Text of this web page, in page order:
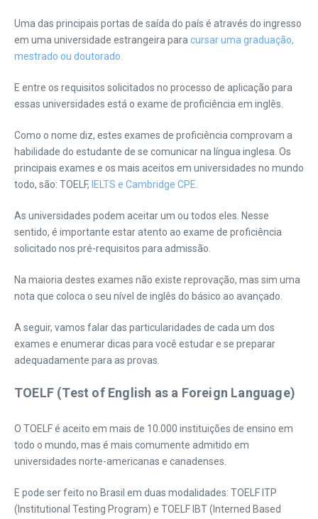
Uma das principais portas de saída do país é através do ingresso
em uma universidade estrangeira para cursar uma graduação,
mestrado ou doutorado.
E entre os requisitos solicitados no processo de aplicação para
essas universidades está o exame de proficiência em inglês.
Como o nome diz, estes exames de proficiência comprovam a
habilidade do estudante de se comunicar na língua inglesa. Os
principais exames e os mais aceitos em universidades no mundo
todo, são: TOELF, IELTS e Cambridge CPE
As universidades podem aceitar um ou todos eles. Nesse
sentido, é importante estar atento ao exame de proficiência
solicitado nos pré-requisitos para admissão.
Na maioria destes exames não existe reprovação, mas sim uma
nota que coloca o seu nível de inglês do básico ao avançado.
A seguir, vamos falar das particularidades de cada um dos
exames e enumerar dicas para você estudar e se preparar
adequadamente para as provas.
TOELF (Test of English as a Foreign Language)
O TOELF é aceito em mais de 10.000 instituições de ensino em
todo o mundo, mas é mais comumente admitido em
universidades norte-americanas e canadenses.
E pode ser feito no Brasil em duas modalidades: TOELF ITP
(Institutional Testing Program) e TOELF IBT (Interned Based